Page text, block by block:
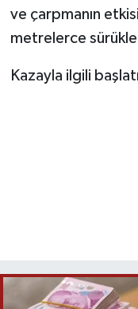
ve çarpmanın
metrelerce
Kazayla ilgili